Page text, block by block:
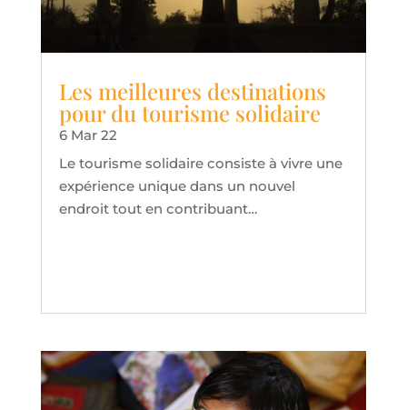
Les meilleures destinations
pour du tourisme solidaire
6 Mar 22
Le tourisme solidaire consiste à vivre une
expérience unique dans un nouvel
endroit tout en contribuant…